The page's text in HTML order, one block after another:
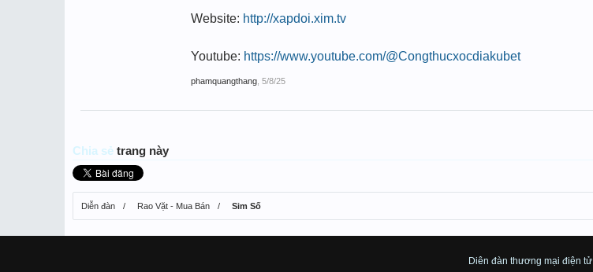
Website: http://xapdoi.xim.tv
Youtube: https://www.youtube.com/@Congthucxocdiakubet
phamquangthang 5/8/25
Chia sẻ trang này
Diễn đàn Rao Vặt - Mua Bán Sim Số
Diên đàn thương mại điện tử